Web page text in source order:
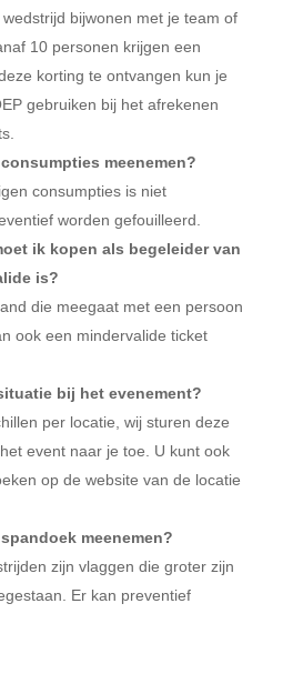
bijwonen met je team of
10 personen krijgen een
korting te ontvangen kun je
gebruiken bij het afrekenen
meenemen?
consumpties is niet
worden gefouilleerd.
ik kopen als begeleider van
is?
die meegaat met een persoon
ook een mindervalide ticket
bij het evenement?
per locatie, wij sturen deze
event naar je toe. U kunt ook
op de website van de locatie
meenemen?
zijn vlaggen die groter zijn
Er kan preventief